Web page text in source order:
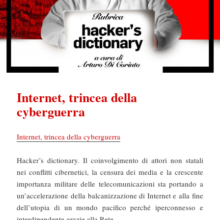
Internet, trincea della
cyberguerra
Internet, trincea della cyberguerra
Hacker’s dictionary. Il coinvolgimento di attori non statali
nei conflitti cibernetici, la censura dei media e la crescente
importanza militare delle telecomunicazioni sta portando a
un’accelerazione della balcanizzazione di Internet e alla fine
dell’utopia di un mondo pacifico perché iperconnesso e